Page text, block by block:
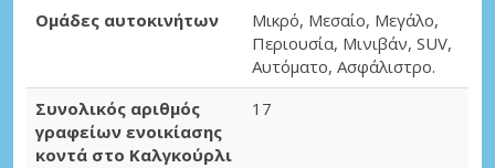
Ομάδες αυτοκινήτων
Μικρό, Μεσαίο, Μεγάλο,
Περιουσία, Μινιβάν, SUV,
Αυτόματο, Ασφάλιστρο.
Συνολικός αριθμός
γραφείων ενοικίασης
κοντά στο Καλγκούρλι
17